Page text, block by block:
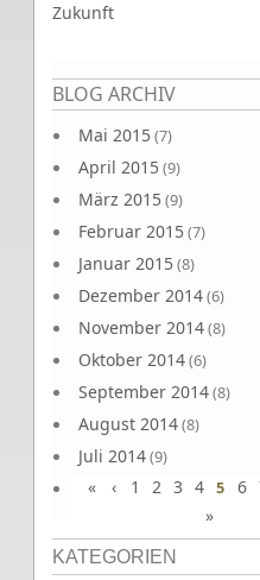
Zukunft
BLOG ARCHIV
Mai 2015(7)
April 2015(9)
März 2015(9)
Februar 2015(7)
Januar 2015(8)
Dezember 2014(6)
November 2014(8)
Oktober 2014(6)
September 2014(8)
August 2014(8)
Juli 2014(9)
Juni 2014(8)
Seiten
« ‹ 1 2 3 4 5 6
»
KATEGORIEN